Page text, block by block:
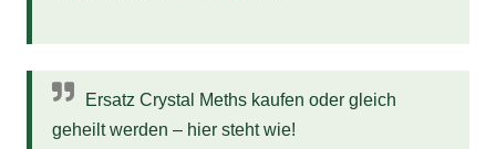
Ersatz Crystal Meths kaufen oder gleich
geheilt werden – hier steht wie!